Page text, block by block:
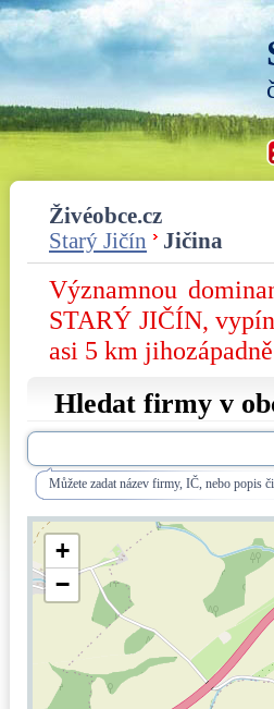
Živéobce.cz
Starý Jičín
Jičina
Významnou
STARÝ JIČÍN,
asi 5 km
Hledat firmy v
Můžete zadat název firmy, IČ, nebo popis
+
−